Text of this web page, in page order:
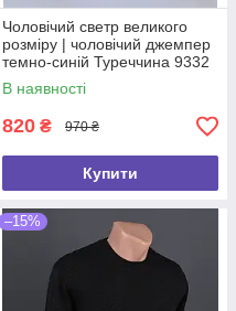
Чоловічий светр великого
розміру | чоловічий джемпер
темно-синій Туреччина 9332
Б
В наявності
820 ₴ 970 ₴
Купити
–15%